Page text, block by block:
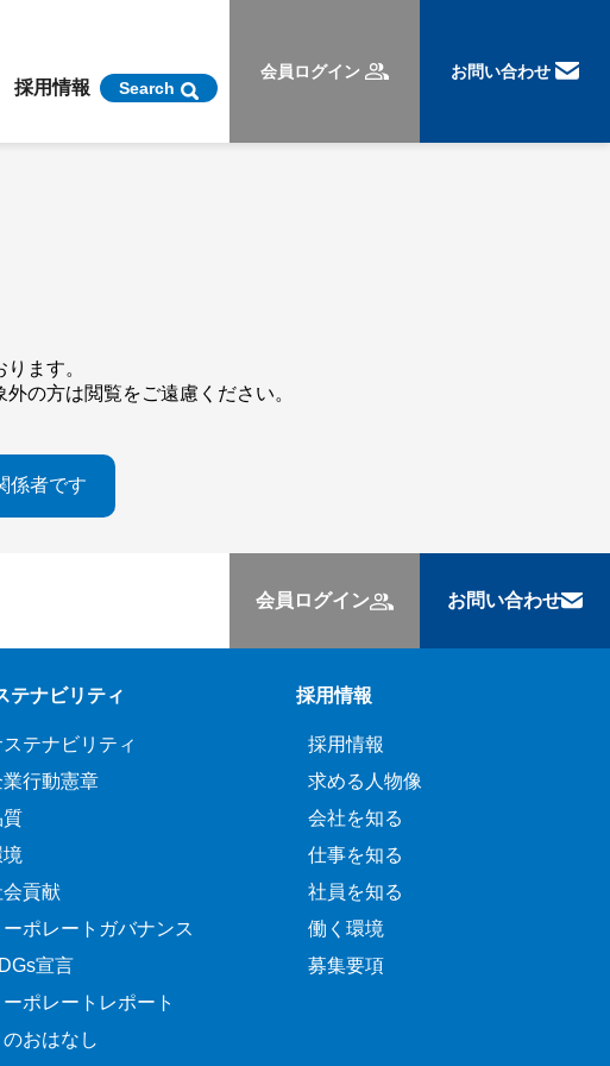
採用情報 Search
会員ログイン お問い合わせ
ます。
の方は閲覧をご遠慮ください。
係者です
会員ログイン お問い合わせ
テナビリティ
テナビリティ
業行動憲章
質
会貢献
ーポレートガバナンス
宣言
ーポレートレポート
のおはなし
採用情報
採用情報
求める人物像
会社を知る
仕事を知る
社員を知る
働く環境
募集要項